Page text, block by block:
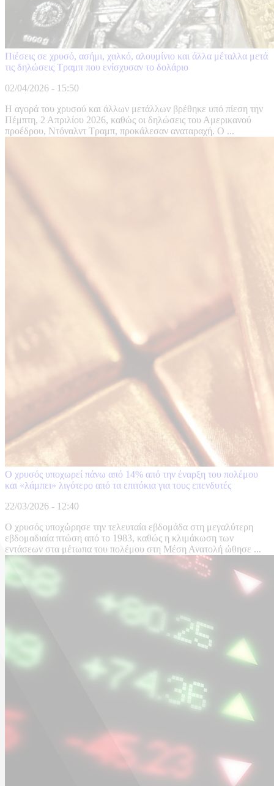
Πιέσεις σε χρυσό, ασήμι, χαλκό, αλουμίνιο και άλλα μέταλλα μετά
τις δηλώσεις Τραμπ που ενίσχυσαν το δολάριο
02/04/2026 - 15:50
Η αγορά του χρυσού και άλλων μετάλλων βρέθηκε υπό πίεση την
Πέμπτη, 2 Απριλίου 2026, καθώς οι δηλώσεις του Αμερικανού
προέδρου, Ντόναλντ Τραμπ, προκάλεσαν αναταραχή. Ο ...
Ο χρυσός υποχωρεί πάνω από 14% από την έναρξη του πολέμου
και «λάμπει» λιγότερο από τα επιτόκια για τους επενδυτές
22/03/2026 - 12:40
Ο χρυσός υποχώρησε την τελευταία εβδομάδα στη μεγαλύτερη
εβδομαδιαία πτώση από το 1983, καθώς η κλιμάκωση των
εντάσεων στα μέτωπα του πολέμου στη Μέση Ανατολή ώθησε ...